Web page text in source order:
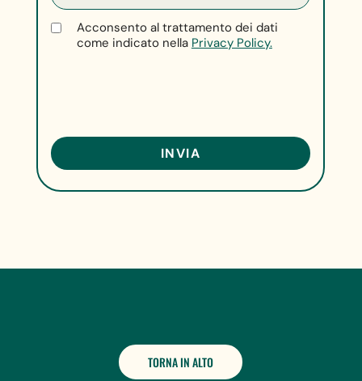
Acconsento al trattamento dei dati
come indicato nella Privacy Policy.
TORNA IN ALTO